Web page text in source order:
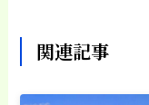
関連記事